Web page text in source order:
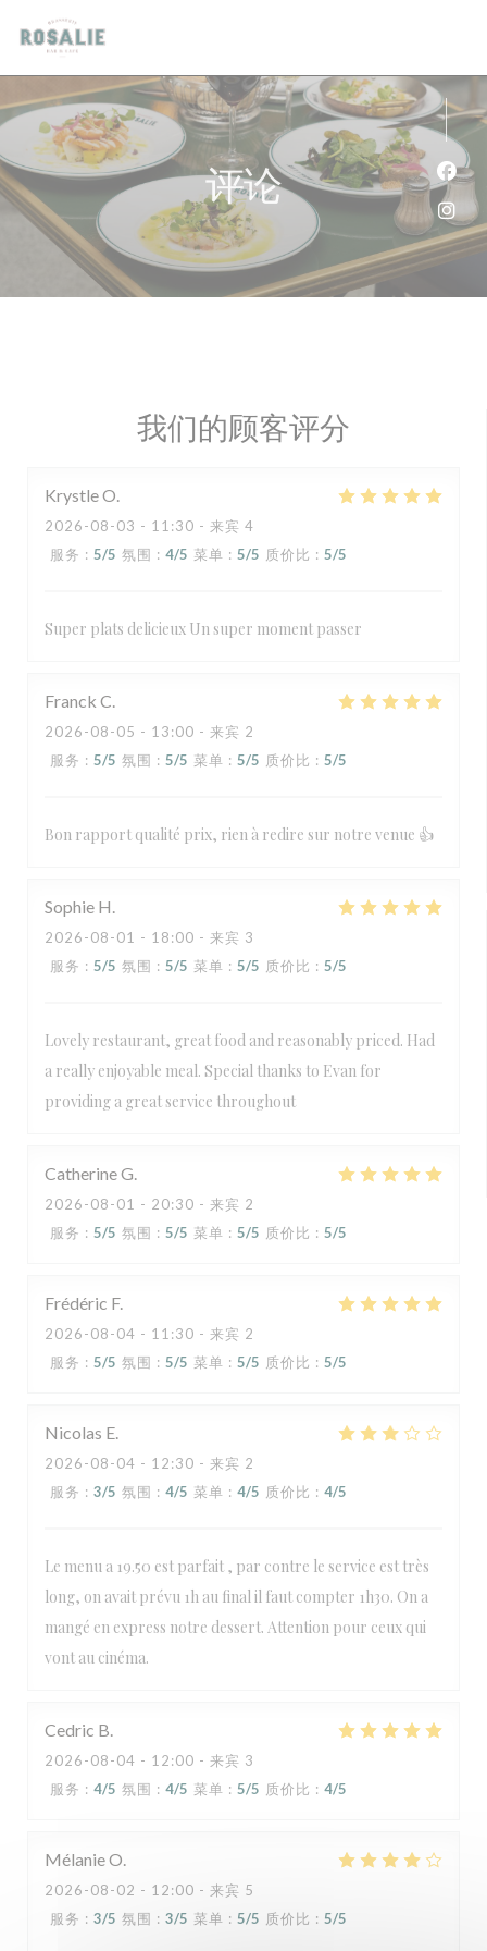
Cookie管理面板
评论
我们的顾客评分
KrystleO
2026-08-03 - 11:30 - 来宾 4
服务 : 5/5 氛围 : 4/5 菜单 : 5/5 质价比 : 5/5
Super plats delicieux Un super moment passer
Franck C
2026-08-05 - 13:00 - 来宾 2
服务 : 5/5 氛围 : 5/5 菜单 : 5/5 质价比 : 5/5
Bon rapport qualité prix, rien à redire sur notre venue 👍
Sophie H
2026-08-01 - 18:00 - 来宾 3
服务 : 5/5 氛围 : 5/5 菜单 : 5/5 质价比 : 5/5
Lovely restaurant, great food and reasonably priced. Had
a really enjoyable meal. Special thanks to Evan for
providing a great service throughout
CatherineG
2026-08-01 - 20:30 - 来宾 2
服务 : 5/5 氛围 : 5/5 菜单 : 5/5 质价比 : 5/5
Frédéric F
2026-08-04 - 11:30 - 来宾 2
服务 : 5/5 氛围 : 5/5 菜单 : 5/5 质价比 : 5/5
Nicolas E
2026-08-04 - 12:30 - 来宾 2
服务 : 3/5 氛围 : 4/5 菜单 : 4/5 质价比 : 4/5
Le menu a 19.50 est parfait , par contre le service est très
long, on avait prévu 1h au final il faut compter 1h30. On a
mangé en express notre dessert. Attention pour ceux qui
vont au cinéma.
Cedric B
2026-08-04 - 12:00 - 来宾 3
服务 : 4/5 氛围 : 4/5 菜单 : 5/5 质价比 : 4/5
MélanieO
2026-08-02 - 12:00 - 来宾 5
服务 : 3/5 氛围 : 3/5 菜单 : 5/5 质价比 : 5/5